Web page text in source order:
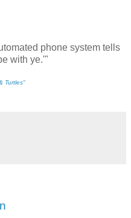
phone system tells
with ye.'"
Turtles"